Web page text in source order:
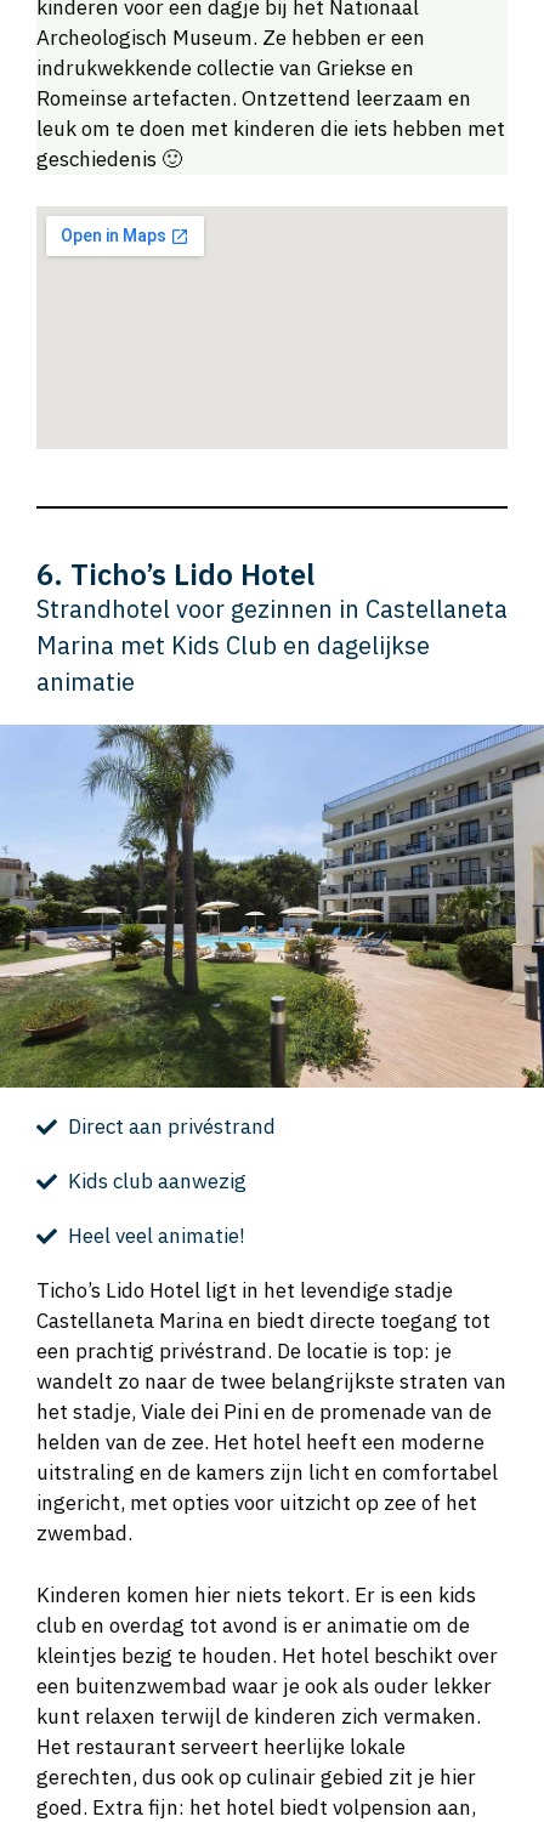
kinderen voor een dagje bij het Nationaal
Archeologisch Museum. Ze hebben er een
indrukwekkende collectie van Griekse en
Romeinse artefacten. Ontzettend leerzaam en
leuk om te doen met kinderen die iets hebben met
geschiedenis 🙂
6. Ticho’s Lido Hotel
Strandhotel voor gezinnen in Castellaneta
Marina met Kids Club en dagelijkse
animatie
Direct aan privéstrand
Kids club aanwezig
Heel veel animatie!
Ticho’s Lido Hotel ligt in het levendige stadje
Castellaneta Marina en biedt directe toegang tot
een prachtig privéstrand. De locatie is top: je
wandelt zo naar de twee belangrijkste straten van
het stadje, Viale dei Pini en de promenade van de
helden van de zee. Het hotel heeft een moderne
uitstraling en de kamers zijn licht en comfortabel
ingericht, met opties voor uitzicht op zee of het
zwembad.
Kinderen komen hier niets tekort. Er is een kids
club en overdag tot avond is er animatie om de
kleintjes bezig te houden. Het hotel beschikt over
een buitenzwembad waar je ook als ouder lekker
kunt relaxen terwijl de kinderen zich vermaken.
Het restaurant serveert heerlijke lokale
gerechten, dus ook op culinair gebied zit je hier
goed. Extra fijn: het hotel biedt volpension aan,